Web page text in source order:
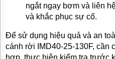
ngắt ngay bơm và liên
và khắc phục sự cố.
Để sử dụng hiệu quả và an
cánh rời IMD40-25-130F, cần
hợp, thực hiện kiểm tra trước